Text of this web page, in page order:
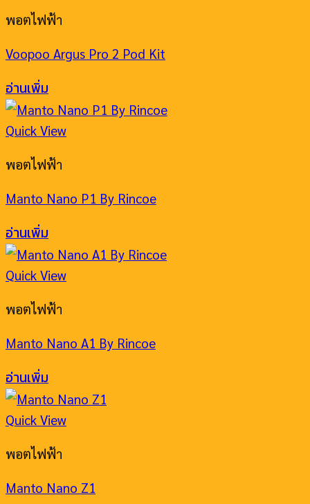
พอตไฟฟ้า
Voopoo Argus Pro 2 Pod Kit
อ่านเพิ่ม
Quick View
พอตไฟฟ้า
Manto Nano P1 By Rincoe
อ่านเพิ่ม
Quick View
พอตไฟฟ้า
Manto Nano A1 By Rincoe
อ่านเพิ่ม
Quick View
พอตไฟฟ้า
Manto Nano Z1